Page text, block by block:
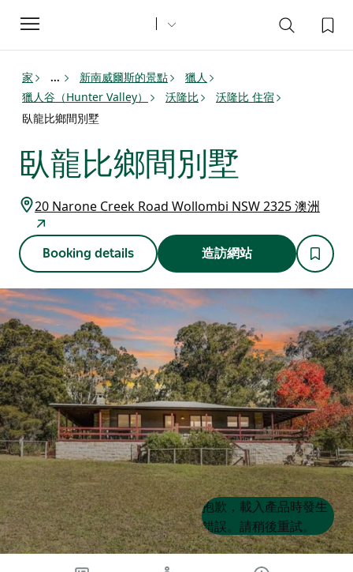
Toggle
navigation
家 ... 新南威爾斯的景點
獵人
獵人谷（Hunter Valley）
沃隆比
沃隆比 住宿
臥龍比鄉間別墅
臥龍比鄉間別墅
20 Narone Creek Road Wollombi NSW 2325 澳洲
Booking details 造訪網站
Product
List
Product
List
抱歉，載入產品時發生
錯誤。請稍後重試。